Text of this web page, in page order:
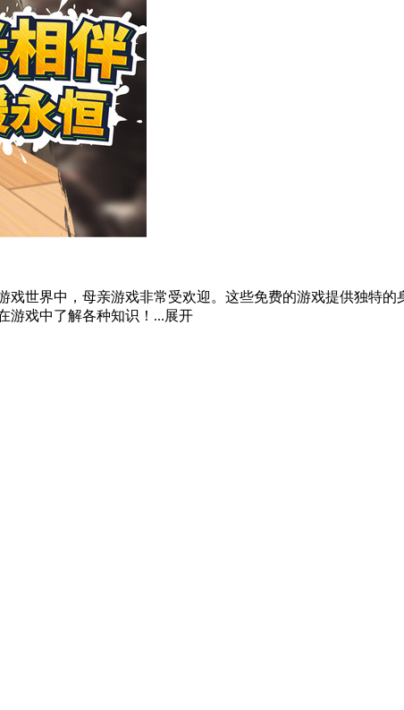
世界中，母亲游戏非常受欢迎。这些免费的游戏提供独特
游戏中了解各种知识！...展开